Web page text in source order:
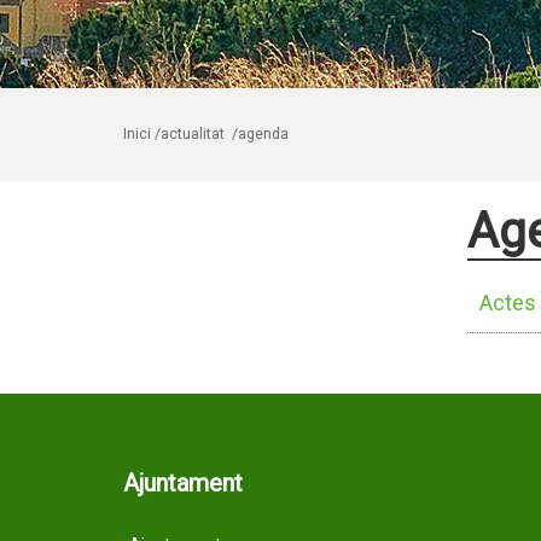
Inici /actualitat /agenda
Actes
Ajuntament